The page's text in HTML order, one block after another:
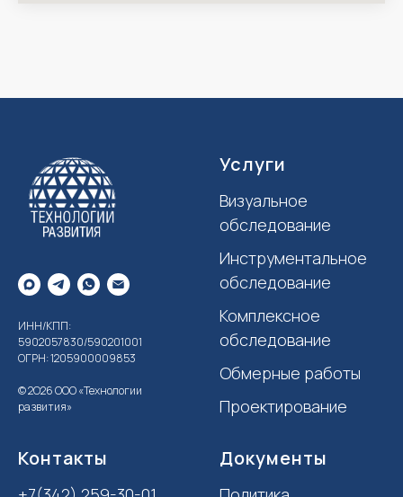
ИНН/КПП:
5902057830/590201001
ОГРН: 1205900009853
© 2О26 ООО «Технологии
развития»
Услуги
Визуальное
обследование
Инструментальное
обследование
Комплексное
обследование
Обмерные работы
Проектирование
Контакты Документы